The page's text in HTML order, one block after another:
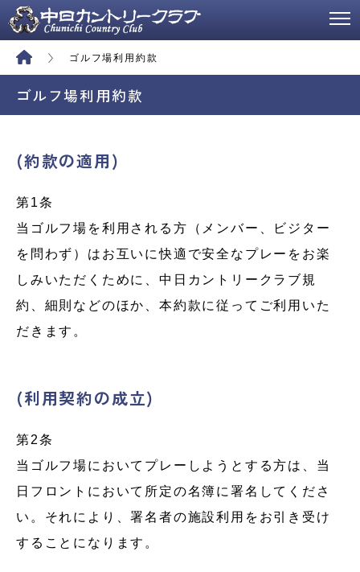
ゴルフ場利用約款
ゴルフ場利用約款
(約款の適用)
第1条
当ゴルフ場を利用される方（メンバー、ビジター
を問わず）はお互いに快適で安全なプレーをお楽
しみいただくために、中日カントリークラブ規
約、細則などのほか、本約款に従ってご利用いた
だきます。
(利用契約の成立)
第2条
当ゴルフ場においてプレーしようとする方は、当
日フロントにおいて所定の名簿に署名してくださ
い。それにより、署名者の施設利用をお引き受け
することになります。